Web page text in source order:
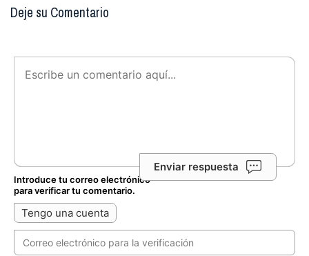
Deje su Comentario
Enviar respuesta
Introduce tu correo electrónico
para verificar tu comentario.
Tengo una cuenta